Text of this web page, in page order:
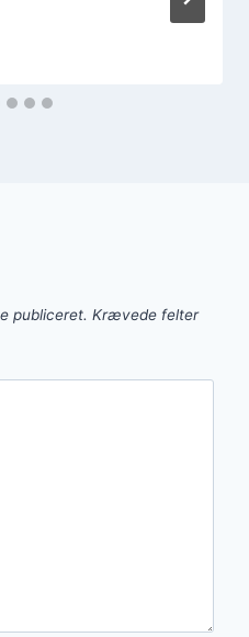
publiceret. Krævede felter